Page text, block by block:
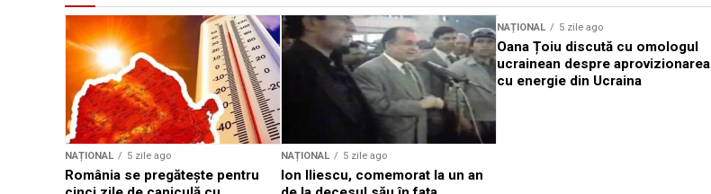
NAȚIONAL 5 zile ago
România se pregătește pentru
NAȚIONAL 5 zile ago
Ion Iliescu, comemorat la un an
NAȚIONAL 5 zile ago
Oana Țoiu discută cu omologul
ucrainean despre aprovizionarea
cu energie din Ucraina